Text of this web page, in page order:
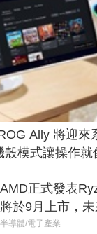
Ally 將迎來
殼模式讓操作
AMD正式發表
將於9月上市，
Max系列處理器
半導體/電子產業